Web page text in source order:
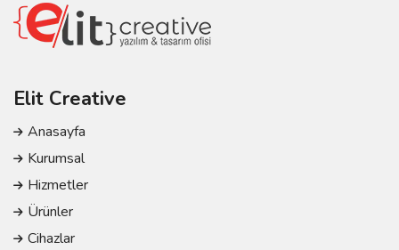
Elit Creative
Anasayfa
Kurumsal
Hizmetler
Ürünler
Cihazlar